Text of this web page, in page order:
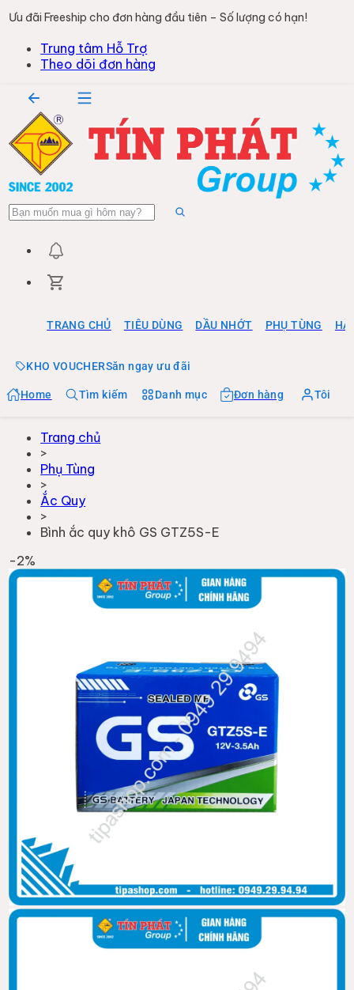
Ưu đãi Freeship cho đơn hàng đầu tiên – Số lượng có hạn!
Trung tâm Hỗ Trợ
Theo dõi đơn hàng
TRANG CHỦ TIÊU DÙNG DẦU NHỚT PHỤ TÙNG
KHO VOUCHERSăn ngay ưu đãi
Home Tìm kiếm Danh mục Đơn hàng Tôi
Trang chủ
>
Phụ Tùng
>
Ắc Quy
>
Bình ắc quy khô GS GTZ5S-E
-2%